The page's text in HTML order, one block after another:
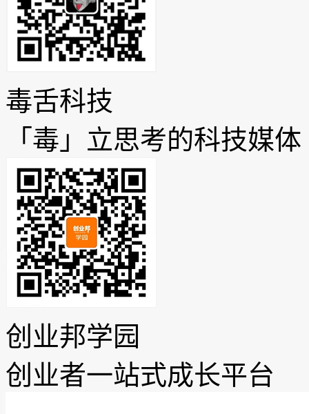
毒舌科技
「毒」立思考的科技媒体
创业邦学园
创业者一站式成长平台